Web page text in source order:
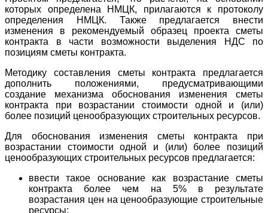
которых определена НМЦК, прилагаются к протоколу
определения НМЦК. Также предлагается внести
изменения в рекомендуемый образец проекта сметы
контракта в части возможности выделения НДС по
позициям сметы контракта.
Методику составления сметы контракта предлагается
дополнить положениями, предусматривающими
создание механизма обоснования изменения сметы
контракта при возрастании стоимости одной и (или)
более позиций ценообразующих строительных ресурсов.
Для обоснования изменения сметы контракта при
возрастании стоимости одной и (или) более позиций
ценообразующих строительных ресурсов предлагается:
ввести такое основание как возрастание сметы
контракта более чем на 5% в результате
возрастания цен на ценообразующие строительные
ресурсы;